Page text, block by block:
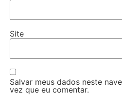
Site
Salvar meus dados neste
vez que eu comentar.